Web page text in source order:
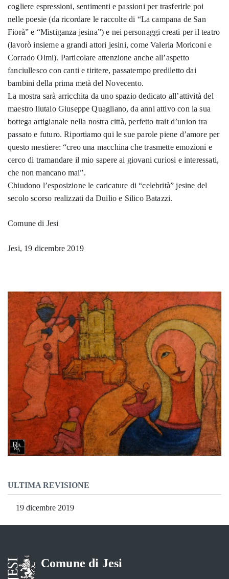
cogliere espressioni, sentimenti e passioni per trasferirle poi
nelle poesie (da ricordare le raccolte di “La campana de San
Fiorà” e “Mistiganza jesina”) e nei personaggi creati per il teatro
(lavorò insieme a grandi attori jesini, come Valeria Moriconi e
Corrado Olmi). Particolare attenzione anche all’aspetto
fanciullesco con canti e tiritere, passatempo prediletto dai
bambini della prima metà del Novecento.
La mostra sarà arricchita da uno spazio dedicato all’attività del
maestro liutaio Giuseppe Quagliano, da anni attivo con la sua
bottega artigianale nella nostra città, perfetto trait d’union tra
passato e futuro. Riportiamo qui le sue parole piene d’amore per
questo mestiere: “creo una macchina che trasmette emozioni e
cerco di tramandare il mio sapere ai giovani curiosi e interessati,
che non mancano mai”.
Chiudono l’esposizione le caricature di “celebrità” jesine del
secolo scorso realizzati da Duilio e Silico Batazzi.
Comune di Jesi
Jesi, 19 dicembre 2019
ULTIMA REVISIONE
19 dicembre 2019
Comune di Jesi